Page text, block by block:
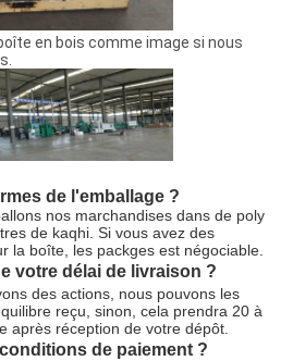
en bois comme image si nous
de l'emballage ?
nos marchandises dans de poly
de kaqhi. Si vous avez des
la boîte, les packges est négociable.
votre délai de livraison ?
des actions, nous pouvons les
reçu, sinon, cela prendra 20 à
après réception de votre dépôt.
de paiement ?